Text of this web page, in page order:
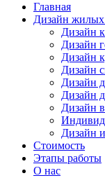
Главная
Дизайн жилых
Дизайн
Дизайн
Дизайн
Дизайн
Дизайн
Дизайн
Дизайн
Дизайн
Стоимость
Этапы работы
О нас